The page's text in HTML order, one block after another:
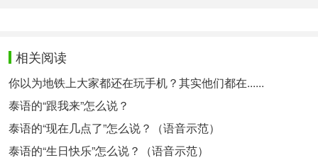
相关阅读
你以为地铁上大家都还在玩手机？其实他们都在......
泰语的“跟我来”怎么说？
泰语的“现在几点了”怎么说？（语音示范）
泰语的“生日快乐”怎么说？（语音示范）